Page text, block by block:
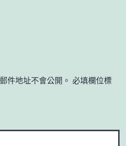
件地址不會公開。 必填欄位標